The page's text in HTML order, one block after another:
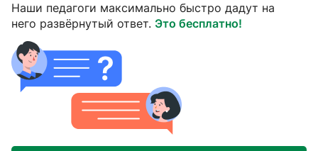
Наши педагоги максимально быстро дадут на
него развёрнутый ответ. Это бесплатно!